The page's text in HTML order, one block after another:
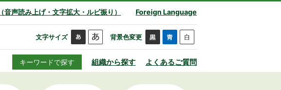
音声読み上げ・文字拡大・ルビ振り） Foreign Language
文字サイズ 背景色変更
キーワードで探す 組織から探す よくあるご質問